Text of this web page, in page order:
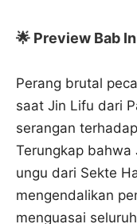
🌟 Preview Bab
Perang brutal
saat Jin Lifu dari
serangan
Terungkap
ungu dari Sekte
mengendalikan
menguasai